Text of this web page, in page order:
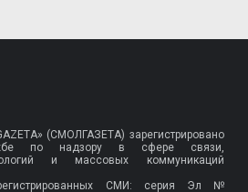
(СМОЛГАЗЕТА) зарегистрировано
по надзору в сфере связи,
и массовых коммуникаций
СМИ: серия Эл №